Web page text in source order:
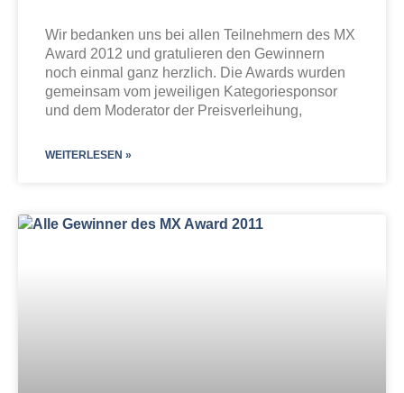
Wir bedanken uns bei allen Teilnehmern des MX
Award 2012 und gratulieren den Gewinnern
noch einmal ganz herzlich. Die Awards wurden
gemeinsam vom jeweiligen Kategoriesponsor
und dem Moderator der Preisverleihung,
WEITERLESEN »